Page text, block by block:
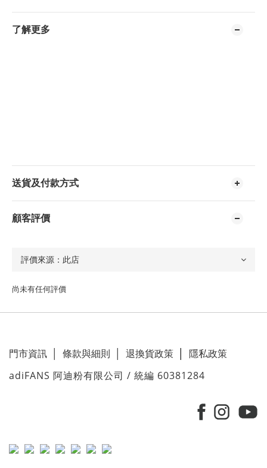
了解更多
送貨及付款方式
顧客評價
尚未有任何評價
門市資訊 條款與細則 退換貨政策 隱私政策
adiFANS 阿迪粉有限公司 / 統編 60381284